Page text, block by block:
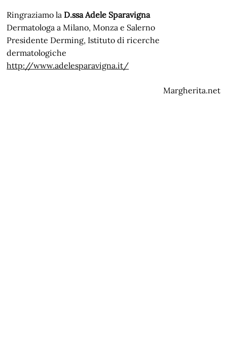
Ringraziamo laD.ssa Adele Sparavigna
Dermatologa a Milano, Monza e Salerno
Presidente Derming, Istituto di ricerche
dermatologiche
http://www.adelesparavigna.it/
Margherita.net